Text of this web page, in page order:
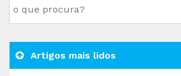
Artigos mais lidos